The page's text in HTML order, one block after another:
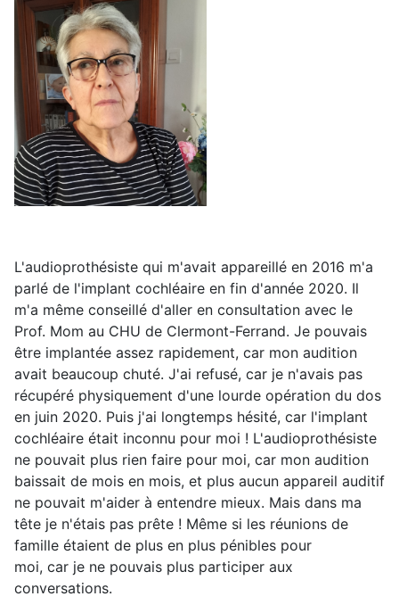
L'audioprothésiste qui m'avait appareillé en 2016 m'a
parlé de l'implant cochléaire en fin d'année 2020. Il
m'a même conseillé d'aller en consultation avec le
Prof. Mom au CHU de Clermont-Ferrand. Je pouvais
être implantée assez rapidement, car mon audition
avait beaucoup chuté. J'ai refusé, car je n'avais pas
récupéré physiquement d'une lourde opération du dos
en juin 2020. Puis j'ai longtemps hésité, car l'implant
cochléaire était inconnu pour moi ! L'audioprothésiste
ne pouvait plus rien faire pour moi, car mon audition
baissait de mois en mois, et plus aucun appareil auditif
ne pouvait m'aider à entendre mieux. Mais dans ma
tête je n'étais pas prête ! Même si les réunions de
famille étaient de plus en plus pénibles pour
moi, car je ne pouvais plus participer aux
conversations.